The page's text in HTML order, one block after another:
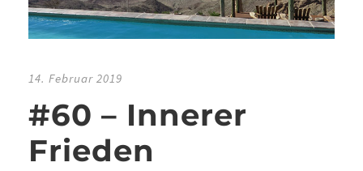
14. Februar 2019
#60 – Innerer
Frieden